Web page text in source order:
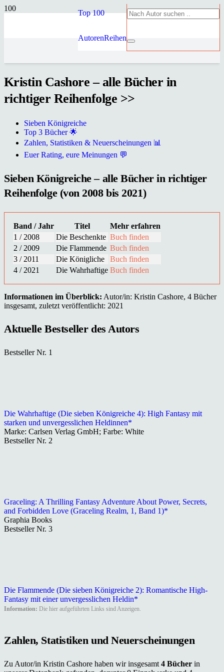
Top 100
AutorenReihen
Kristin Cashore – alle Bücher in
richtiger Reihenfolge >>
Sieben Königreiche
Top 3 Bücher 🌟
Zahlen, Statistiken & Neuerscheinungen 📊
Euer Rating, eure Meinungen 💬
Sieben Königreiche – alle Bücher in richtiger
Reihenfolge (von 2008 bis 2021)
Band / Jahr Titel
Mehr erfahren
1 / 2008
Die Beschenkte Buch finden
2 / 2009
Die Flammende Buch finden
3 / 2011
Die Königliche
Buch finden
4 / 2021
Die Wahrhaftige Buch finden
Informationen im Überblick: Autor/in: Kristin Cashore, 4 Bücher
insgesamt, zuletzt veröffentlicht: 2021
Aktuelle Bestseller des Autors
Bestseller Nr. 1
Die Wahrhaftige (Die sieben Königreiche 4): High Fantasy mit
starken und unvergesslichen Heldinnen*
Marke: Carlsen Verlag GmbH; Farbe: White
Bestseller Nr. 2
Graceling: A Thrilling Fantasy Adventure About Power, Secrets,
and Forbidden Love (Graceling Realm, 1, Band 1)*
Graphia Books
Bestseller Nr. 3
Die Flammende (Die sieben Königreiche 2): Romantische High-
Fantasy mit einer unvergesslichen Heldin*
Information: Die hier aufgeführten Links sind Anzeigen.
Zahlen, Statistiken und Neuerscheinungen
Zu Autor/in Kristin Cashore haben wir insgesamt4 Bücher in